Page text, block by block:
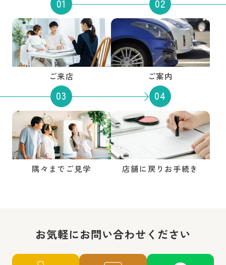
ご来店 ご案内
隅々までご見学 店舗に戻りお手続き
お気軽にお問い合わせください